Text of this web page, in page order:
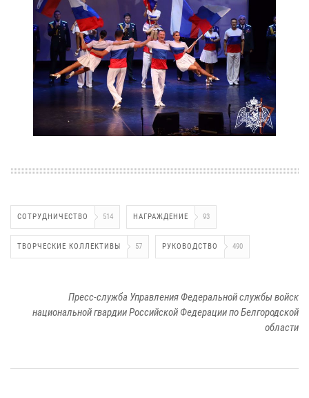
СОТРУДНИЧЕСТВО 514 НАГРАЖДЕНИЕ 93
ТВОРЧЕСКИЕ КОЛЛЕКТИВЫ 57 РУКОВОДСТВО 490
Пресс-служба Управления Федеральной службы войск
национальной гвардии Российской Федерации по Белгородской
области